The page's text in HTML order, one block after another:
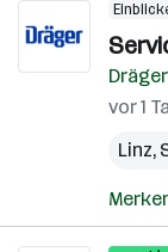
vor 1
Linz,